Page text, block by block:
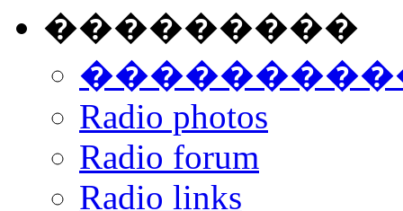
���������
Radio photos
Radio forum
Radio links